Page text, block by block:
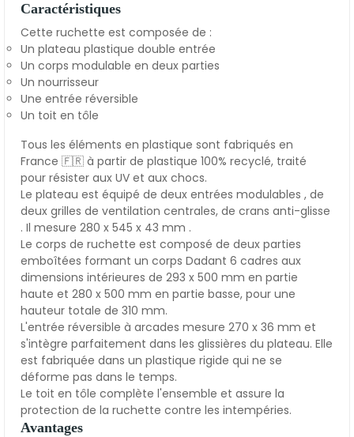
Caractéristiques
Cette ruchette est composée de :
Un plateau plastique double entrée
Un corps modulable en deux parties
Un nourrisseur
Une entrée réversible
Un toit en tôle
Tous les éléments en plastique sont fabriqués en
France 🇫🇷 à partir de plastique 100% recyclé, traité
pour résister aux UV et aux chocs.
Le plateau est équipé de deux entrées modulables , de
deux grilles de ventilation centrales, de crans anti-glisse
. Il mesure 280 x 545 x 43 mm .
Le corps de ruchette est composé de deux parties
emboîtées formant un corps Dadant 6 cadres aux
dimensions intérieures de 293 x 500 mm en partie
haute et 280 x 500 mm en partie basse, pour une
hauteur totale de 310 mm.
L'entrée réversible à arcades mesure 270 x 36 mm et
s'intègre parfaitement dans les glissières du plateau. Elle
est fabriquée dans un plastique rigide qui ne se
déforme pas dans le temps.
Le toit en tôle complète l'ensemble et assure la
protection de la ruchette contre les intempéries.
Avantages